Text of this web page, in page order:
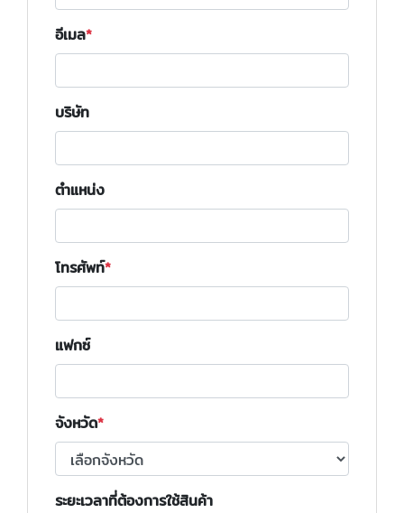
อีเมล
บริษัท
ตำแหน่ง
โทรศัพท์
แฟกซ์
จังหวัด
ระยะเวลาที่ต้องการใช้สินค้า